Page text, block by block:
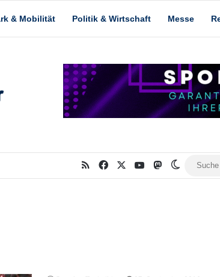
& Mobilität Politik & Wirtschaft Messe
RSS Facebook YouTubeMastodon
Skin